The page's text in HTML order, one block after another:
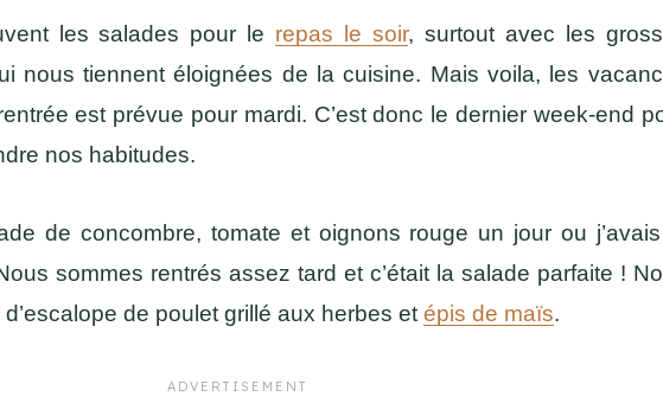
les salades pour le repas le soir, surtout avec les
nous tiennent éloignées de la cuisine. Mais voila, les
est prévue pour mardi. C’est donc le dernier week-end
nos habitudes.
de concombre, tomate et oignons rouge un jour ou
sommes rentrés assez tard et c’était la salade parfaite !
d’escalope de poulet grillé aux herbes et épis de maïs.